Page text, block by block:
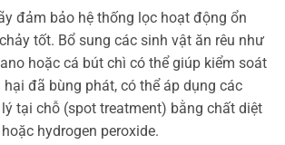
đảm bảo hệ thống lọc hoạt động ổn
tốt. Bổ sung các sinh vật ăn rêu như
hoặc cá bút chì có thể giúp kiểm soát
hại đã bùng phát, có thể áp dụng các
tại chỗ (spot treatment) bằng chất diệt
hydrogen peroxide.